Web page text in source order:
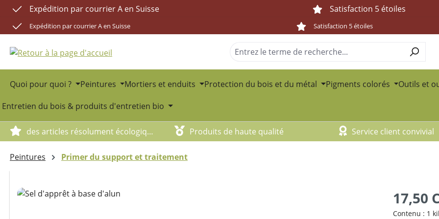
au contenu principal
Passer à la recherche
Passer à la navigation principale
Expédition par courrier A en Suisse Satisfaction 5 étoiles
Expédition par courrier A en Suisse Satisfaction 5 étoiles
Quoi pour quoi ? Peintures Mortiers et enduits Protection du bois et du métal Pigments colorés Outils et
Entretien du bois & produits d'entretien bio
des articles résolument écologiques Produits de haute qualité Service client convivial
Peintures Primer du support et traitement
Ignorer la galerie d'images 17,50
Contenu : 1